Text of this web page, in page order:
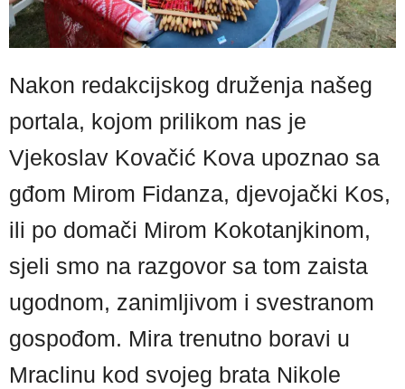
Nakon redakcijskog druženja našeg
portala, kojom prilikom nas je
Vjekoslav Kovačić Kova upoznao sa
gđom Mirom Fidanza, djevojački Kos,
ili po domači Mirom Kokotanjkinom,
sjeli smo na razgovor sa tom zaista
ugodnom, zanimljivom i svestranom
gospođom. Mira trenutno boravi u
Mraclinu kod svojeg brata Nikole